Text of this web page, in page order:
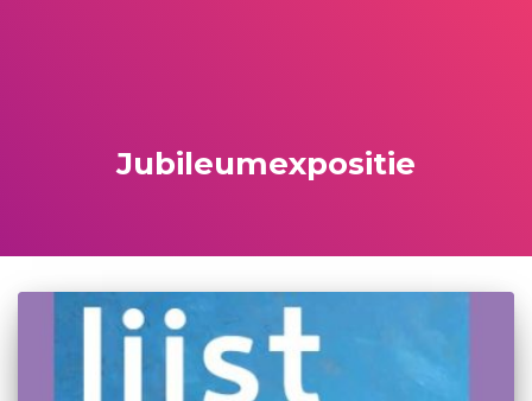
Jubileumexpositie